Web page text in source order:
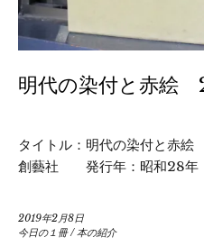
明代の染付と赤
タイトル：明代の染付と赤絵
創藝社 発行年：昭和28年
2019年2月8日
今日の１冊/本の紹介